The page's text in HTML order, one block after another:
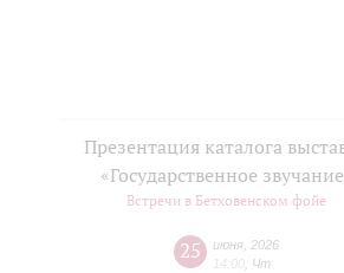
Презентация каталога
«Государственное
Встречи в Бетховенском фойе
25 июня 2026
14:00 Чт